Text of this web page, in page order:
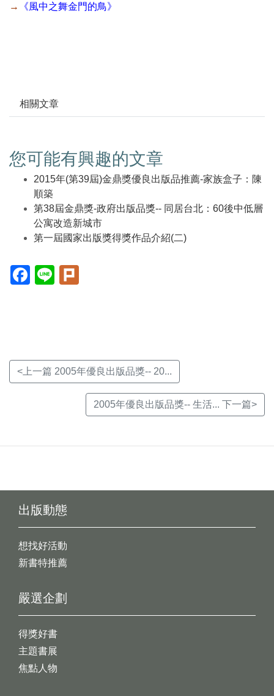
→ 《風中之舞金門的鳥》
相關文章
您可能有興趣的文章
2015年(第39屆)金鼎獎優良出版品推薦-家族盒子：陳
順築
第38屆金鼎獎-政府出版品獎-- 同居台北：60後中低層
公寓改造新城市
第一屆國家出版獎得獎作品介紹(二)
Facebook(另
開
Line(另
開
<上一篇 2005年優良出版品獎-- 20...
2005年優良出版品獎-- 生活... 下一篇>
出版動態
想找好活動
新書特推薦
嚴選企劃
得獎好書
主題書展
焦點人物